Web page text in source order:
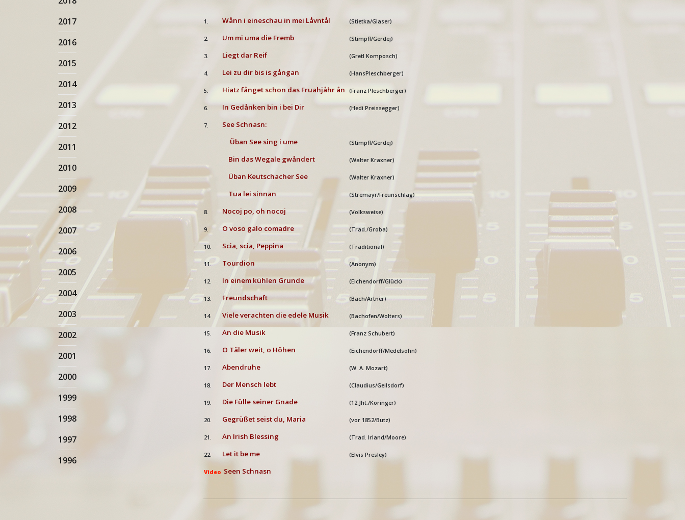
2017
2016
2015
2014
2013
2012
2011
2010
2009
2008
2007
2006
2005
2004
2003
2002
2001
2000
1999
1998
1997
1996
1. Wånn i eineschau in mei Låvntål (Stietka/Glaser)
2. Um mi uma die Fremb (Stimpfl/Gerdej)
3. Liegt dar Reif (Gretl Komposch)
4. Lei zu dir bis is gångan (HansPleschberger)
5. Hiatz fånget schon das Fruahjåhr ån (Franz Pleschberger)
6. In Gedånken bin i bei Dir (Hedi Preissegger)
7.
See Schnasn:
Üban See sing i ume
(Stimpfl/Gerdej)
Bin das Wegale gwåndert (Walter Kraxner)
Üban Keutschacher See (Walter Kraxner)
Tua lei sinnan (Stremayr/Freunschlag)
8. Nocoj po, oh nocoj (Volksweise)
9. O voso galo comadre (Trad./Groba)
10. Scia, scia, Peppina (Traditional)
11. Tourdion (Anonym)
12. In einem kühlen Grunde (Eichendorff/Glück)
13. Freundschaft (Bach/Artner)
14. Viele verachten die edele Musik (Bachofen/Wolters)
15. An die Musik (Franz Schubert)
16. O Täler weit, o Höhen (Eichendorff/Medelsohn)
17. Abendruhe (W. A. Mozart)
18. Der Mensch lebt (Claudius/Geilsdorf)
19. Die Fülle seiner Gnade (12.Jht./Koringer)
20. Gegrüßet seist du, Maria (vor 1852/Butz)
21. An Irish Blessing (Trad. Irland/Moore)
22. Let it be me (Elvis Presley)
Video Seen Schnasn